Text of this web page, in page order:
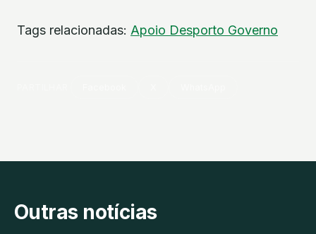
Tags relacionadas: Apoio Desporto Governo
Outras notícias